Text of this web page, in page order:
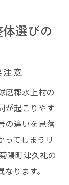
選びの
意
磨郡水上村の
が起こりやす
の違いを見落
ってしまうリ
陽町津久礼の
ります。